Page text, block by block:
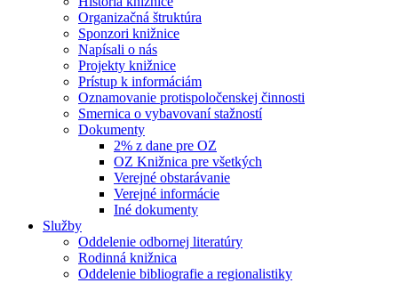
Organizačná štruktúra
Sponzori knižnice
Napísali o nás
Projekty knižnice
Prístup k informáciám
Oznamovanie protispoločenskej činnosti
Smernica o vybavovaní stažností
Dokumenty
2% z dane pre OZ
OZ Knižnica pre všetkých
Verejné obstarávanie
Verejné informácie
Iné dokumenty
Služby
Oddelenie odbornej literatúry
Rodinná knižnica
Oddelenie bibliografie a regionalistiky